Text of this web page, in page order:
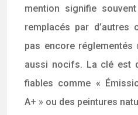
mention signifie
remplacés par
pas encore
aussi nocifs. La clé est
fiables comme «
A+ » ou des peintures